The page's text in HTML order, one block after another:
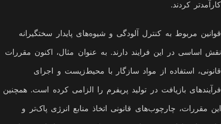
کارآمدتر کردند.
قوانین مربوط به کنترل آلودگی و شیوه‌های پایدار سختگیرانه
نقش اساسی در این فرایند دارند. به عنوان مثال، اکنون مقررات
قانونی، استفاده از مواد سازگار با محیط‌زیست و اجرای
فرآیندهای بازیافت در تولید پریفرم را الزامی کرده است. همچنین
این مقررات، چارچوب‌های قانونی اتخاذ منابع انرژی پاک‌تر و